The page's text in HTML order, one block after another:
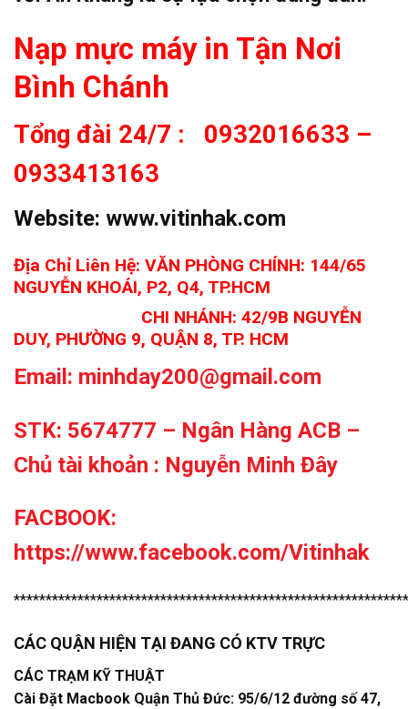
Nạp mực máy in Tận Nơi
Bình Chánh
Tổng đài 24/7 : 0932016633 –
0933413163
Website: www.vitinhak.com
Địa Chỉ Liên Hệ: VĂN PHÒNG CHÍNH: 144/65
NGUYỄN KHOÁI, P2, Q4, TP.HCM
CHI NHÁNH: 42/9B NGUYỄN
DUY, PHƯỜNG 9, QUẬN 8, TP. HCM
Email: minhday200@gmail.com
STK: 5674777 – Ngân Hàng ACB –
Chủ tài khoản : Nguyễn Minh Đây
FACBOOK:
https://www.facebook.com/Vitinhak
CÁC QUẬN HIỆN TẠI ĐANG CÓ KTV TRỰC
CÁC TRẠM KỸ THUẬT
Cài Đặt Macbook Quận Thủ Đức: 95/6/12 đường số 47,